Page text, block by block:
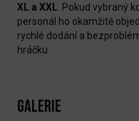
XL a XXL . Pokud vybraný
personál ho okamžitě
rychlé dodání a
hráčku.
Galerie